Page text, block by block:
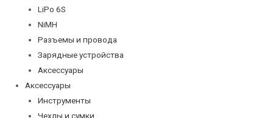
LiPo 6S
NiMH
Разъемы и провода
Зарядные устройства
Аксессуары
Аксессуары
Инструменты
Чехлы и сумки